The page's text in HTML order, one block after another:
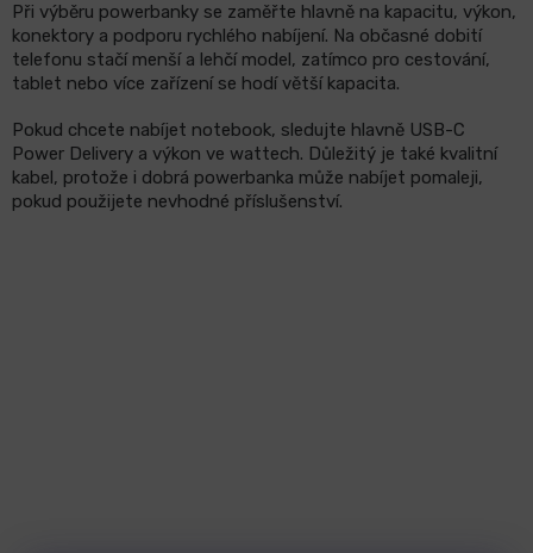
Při výběru powerbanky se zaměřte hlavně na kapacitu, výkon,
konektory a podporu rychlého nabíjení. Na občasné dobití
telefonu stačí menší a lehčí model, zatímco pro cestování,
tablet nebo více zařízení se hodí větší kapacita.
Pokud chcete nabíjet notebook, sledujte hlavně USB-C
Power Delivery a výkon ve wattech. Důležitý je také kvalitní
kabel, protože i dobrá powerbanka může nabíjet pomaleji,
pokud použijete nevhodné příslušenství.